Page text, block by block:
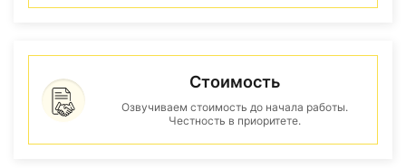
Стоимость
Озвучиваем стоимость до начала работы.
Честность в приоритете.